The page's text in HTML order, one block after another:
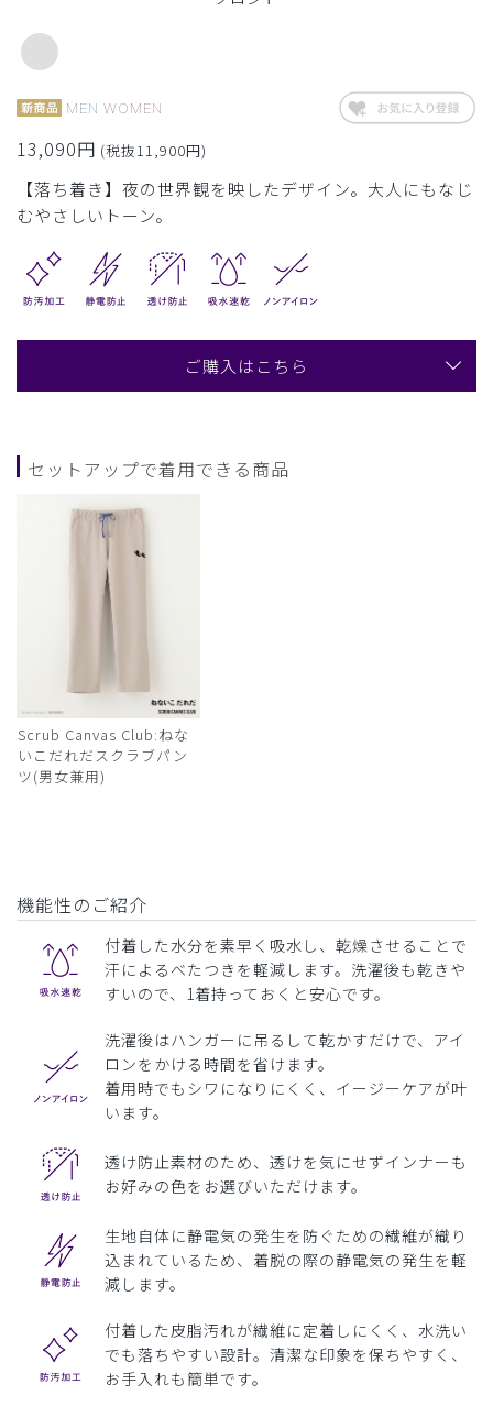
MEN WOMEN
13,090円 (税抜11,900円)
【落ち着き】夜の世界観を映したデザイン。大人にもなじ
むやさしいトーン。
ご購入はこちら
セットアップで着用できる商品
Scrub Canvas Club:ねな
いこだれだスクラブパン
ツ(男女兼用)
機能性のご紹介
付着した水分を素早く吸水し、乾燥させることで
汗によるべたつきを軽減します。洗濯後も乾きや
すいので、1着持っておくと安心です。
洗濯後はハンガーに吊るして乾かすだけで、アイ
ロンをかける時間を省けます。
着用時でもシワになりにくく、イージーケアが叶
います。
透け防止素材のため、透けを気にせずインナーも
お好みの色をお選びいただけます。
生地自体に静電気の発生を防ぐための繊維が織り
込まれているため、着脱の際の静電気の発生を軽
減します。
付着した皮脂汚れが繊維に定着しにくく、水洗い
でも落ちやすい設計。清潔な印象を保ちやすく、
お手入れも簡単です。